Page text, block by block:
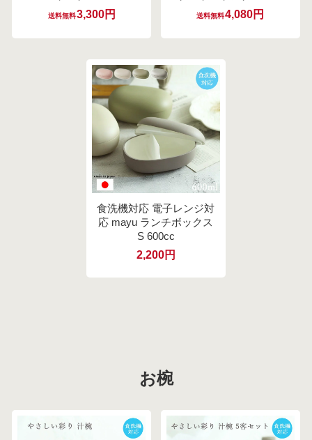
送料無料3,300円 送料無料4,080円
食洗機対応 電子レンジ対
応 mayu ランチボックス
S 600cc
2,200円
お椀